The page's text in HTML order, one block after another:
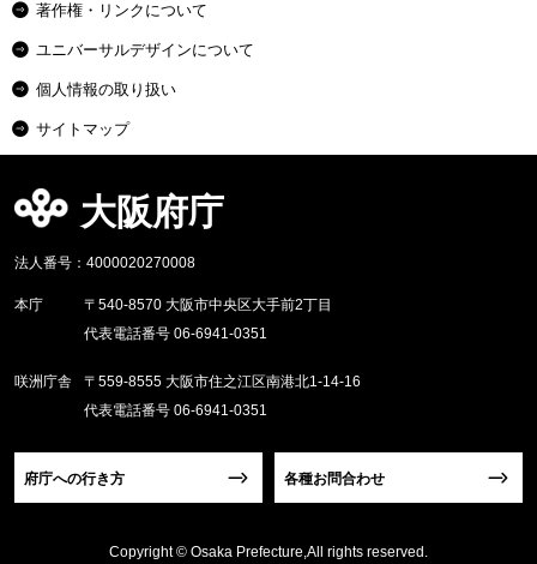
著作権・リンクについて
ユニバーサルデザインについて
個人情報の取り扱い
サイトマップ
大阪府庁
法人番号：4000020270008
本庁
〒540-8570 大阪市中央区大手前2丁目
代表電話番号 06-6941-0351
咲洲庁舎
〒559-8555 大阪市住之江区南港北1-14-16
代表電話番号 06-6941-0351
府庁への行き方 各種お問合わせ
Copyright © Osaka Prefecture,All rights reserved.